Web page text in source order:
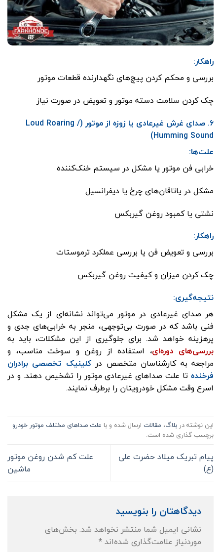
راهکار:
بررسی و محکم کردن پیچ‌های نگهدارنده قطعات موتور
چک کردن سلامت دسته موتور و تعویض در صورت نیاز
۶. صدای غرش غیرعادی یا زوزه از موتور (Loud Roaring /
Humming Sound)
علت‌ها:
خرابی فن موتور یا مشکل در سیستم خنک‌کننده
مشکل در یاتاقان‌های چرخ یا دیفرانسیل
نشتی یا کمبود روغن گیربکس
راهکار:
بررسی و تعویض فن یا بررسی عملکرد ترموستات
چک کردن میزان و کیفیت روغن گیربکس
نتیجه‌گیری:
هر صدای غیرعادی در موتور می‌تواند نشانه‌ای از یک مشکل
فنی باشد که در صورت بی‌توجهی، منجر به خرابی‌های جدی و
پرهزینه خواهد شد. برای جلوگیری از این مشکلات، باید به
بررسی‌های دوره‌ای، استفاده از روغن و سوخت مناسب، و
مراجعه به کارشناسان متخصص درکلینیک تخصصی برادران
فرخنده تا علت صداهای غیرعادی موتور را تشخیص دهند. و در
اسرع وقت مشکل خودرویتان را برطرف نمایند.
این نوشته در بلاگ، مقالات ارسال شده و با علت صداهای مختلف موتور خودرو
برچسب گذاری شده است.
پیام تبریک میلاد حضرت علی
(ع)
علت کم شدن روغن موتور
ماشین
دیدگاهتان را بنویسید
نشانی ایمیل شما منتشر نخواهد شد. بخش‌های
موردنیاز علامت‌گذاری شده‌اند*